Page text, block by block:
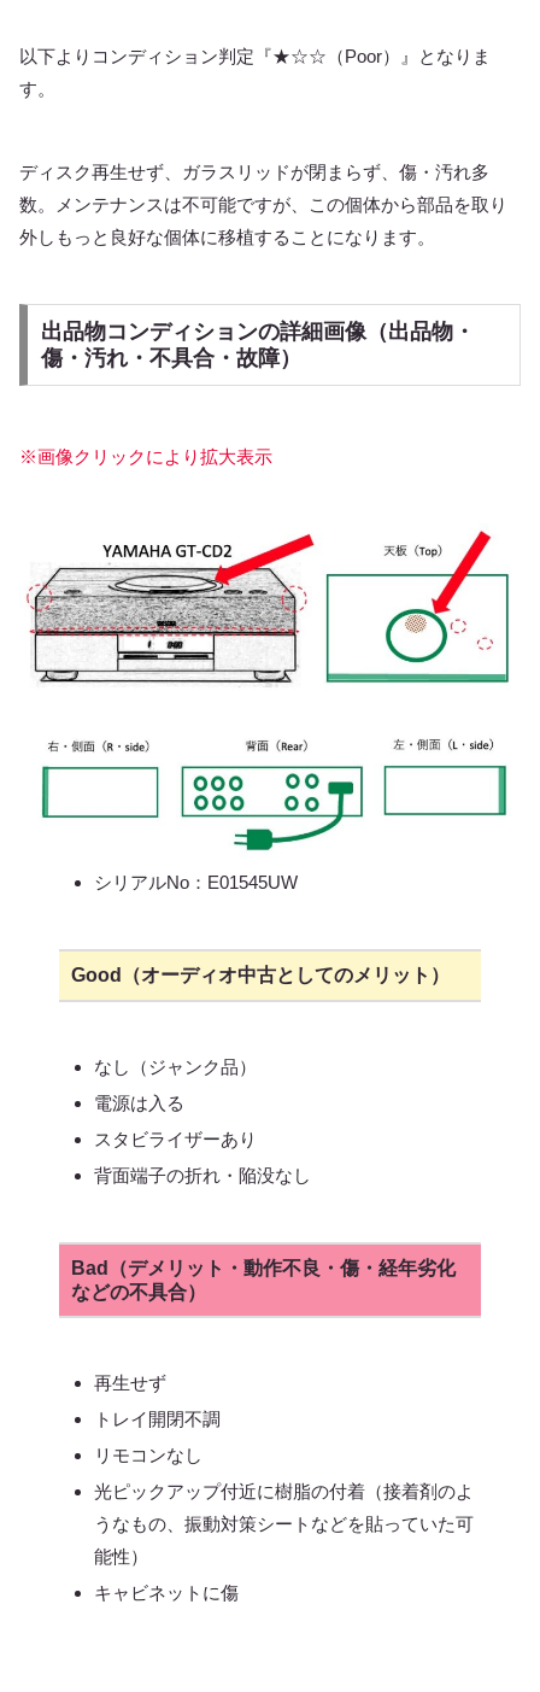
以下よりコンディション判定『★☆☆（Poor）』となりま
す。
ディスク再生せず、ガラスリッドが閉まらず、傷・汚れ多
数。メンテナンスは不可能ですが、この個体から部品を取り
外しもっと良好な個体に移植することになります。
出品物コンディションの詳細画像（出品物・
傷・汚れ・不具合・故障）
※画像クリックにより拡大表示
シリアルNo：E01545UW
Good（オーディオ中古としてのメリット）
なし（ジャンク品）
電源は入る
スタビライザーあり
背面端子の折れ・陥没なし
Bad（デメリット・動作不良・傷・経年劣化
などの不具合）
再生せず
トレイ開閉不調
リモコンなし
光ピックアップ付近に樹脂の付着（接着剤のよ
うなもの、振動対策シートなどを貼っていた可
能性）
キャビネットに傷